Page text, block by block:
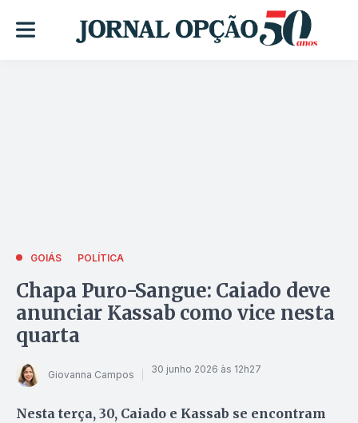
GOIÁS POLÍTICA
Chapa Puro-Sangue: Caiado deve
anunciar Kassab como vice nesta
quarta
Giovanna Campos 30 junho 2026 às 12h27
Nesta terça, 30, Caiado e Kassab se encontram